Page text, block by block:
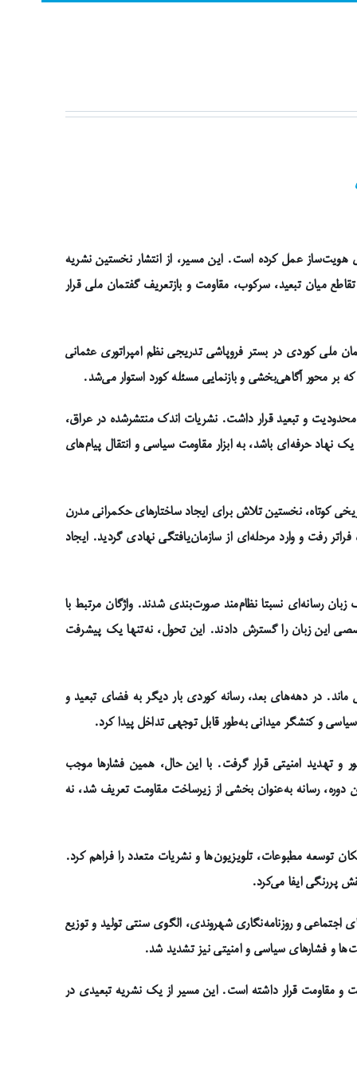
هویت‌ساز عمل کرده است. این مسیر، از انتشار نخستین نشریه
در تقاطع میان تبعید، سرکوب، مقاومت و بازتعریف گفتمان ملی قرار
ملی کوردی در بستر فروپاشی تدریجی نظم امپراتوری عثمانی
بر محور آگاهی‌بخشی و بازنمایی مسئله کورد استوار می‌شد.
و تبعید قرار داشت. نشریات اندک منتشرشده در عراق،
نهاد حرفه‌ای باشد، به ابزار مقاومت سیاسی و انتقال پیام‌های
پیش اهنگی حزب دمکرات در مهاباد در سال ۱۹۴۶ میلادی بود. این تجربه تاریخی کوتاه، نخستین تلاش برای ایجاد ساختارهای حکمرانی مدرن
رفت و وارد مرحله‌ای از سازمان‌یافتگی نهادی گردید. ایجاد
رسانه‌ای نسبتا نظام‌مند صورت‌بندی شدند. واژگان مرتبط با
این زبان را گسترش دادند. این تحول، نه‌تنها یک پیشرفت
ماند. در دهه‌های بعد، رسانه کوردی بار دیگر به فضای تبعید و
و کنشگر میدانی به‌طور قابل توجهی تداخل پیدا کرد.
و تهدید امنیتی قرار گرفت. با این حال، همین فشارها موجب
رسانه به‌عنوان بخشی از زیرساخت مقاومت تعریف شد، نه
امکان توسعه مطبوعات، تلویزیون‌ها و نشریات متعدد را فراهم کرد.
پررنگی ایفا می‌کرد.
و روزنامه‌نگاری شهروندی، الگوی سنتی تولید و توزیع
و فشارهای سیاسی و امنیتی نیز تشدید شد.
و مقاومت قرار داشته است. این مسیر از یک نشریه تبعیدی در